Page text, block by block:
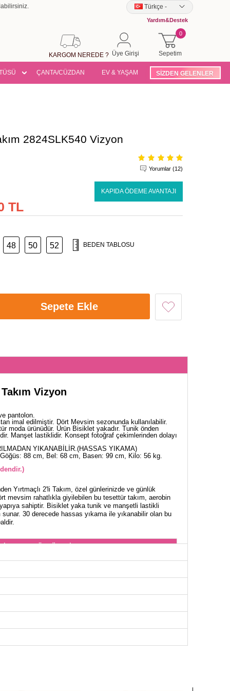
Türkçe -
Yardım&Destek
Sepetim
0
Üye Girişi
KARGOM NEREDE ?
ÇANTA/CÜZDAN EV & YAŞAM SİZDEN GELENLER
2824SLK540 Vizyon
Yorumlar (12)
KAPIDA ÖDEME AVANTAJI
TL
48 50 52 BEDEN TABLOSU
Sepete Ekle
Vizyon
pantolon.
imal edilmiştir. Dört Mevsim sezonunda kullanılabilir.
moda ürünüdür. Ürün Bisiklet yakadır. Tunik önden
Manşet lastiklidir. Konsept fotoğraf çekimlerinden dolayı
YIKANABİLİR.(HASSAS YIKAMA)
88 cm, Bel: 68 cm, Basen: 99 cm, Kilo: 56 kg.
Yırtmaçlı 2'li Takım, özel günlerinizde ve günlük
mevsim rahatlıkla giyilebilen bu tesettür takım, aerobin
sahiptir. Bisiklet yaka tunik ve manşetli lastikli
30 derecede hassas yıkama ile yıkanabilir olan bu
Göğüs
Boy
116
97-130